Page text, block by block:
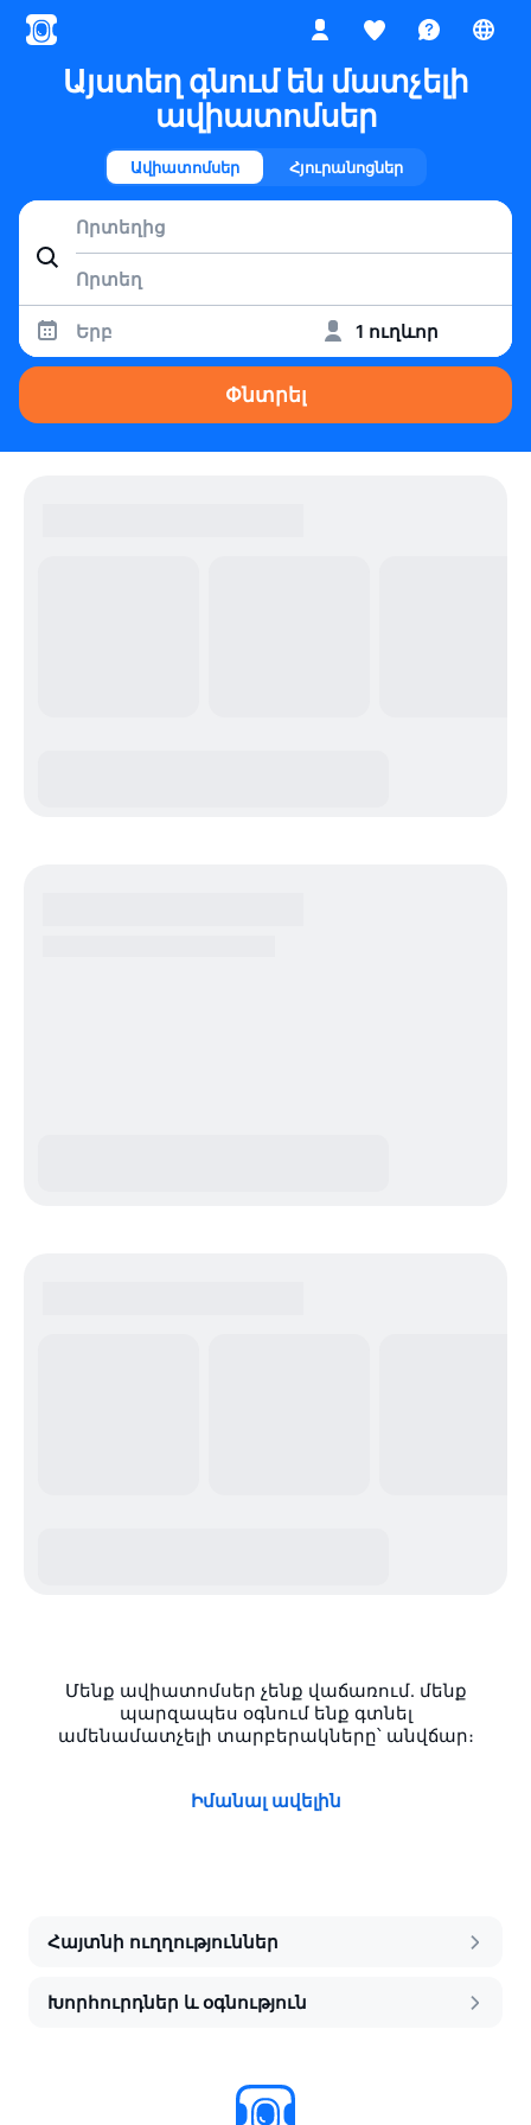
Այստեղ գնում են մատչելի
ավիատոմսեր
Ավիատոմսեր Հյուրանոցներ
Երբ 1 ուղևոր
Փնտրել
Մենք ավիատոմսեր չենք վաճառում․ մենք
պարզապես օգնում ենք գտնել
ամենամատչելի տարբերակները՝ անվճար։
Իմանալ ավելին
Հայտնի ուղղություններ
Խորհուրդներ և օգնություն